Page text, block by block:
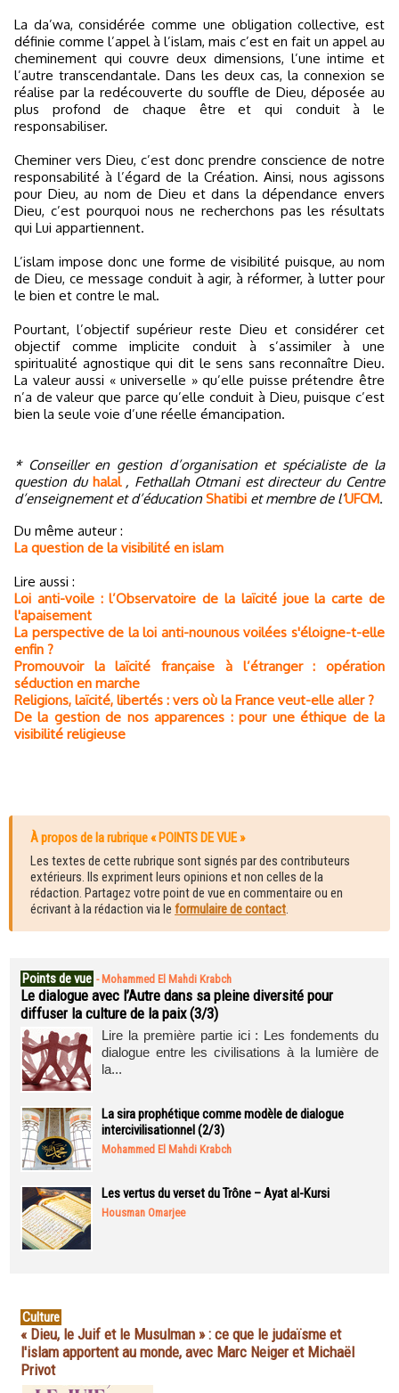
La da’wa, considérée comme une obligation collective, est
définie comme l’appel à l’islam, mais c’est en fait un appel au
cheminement qui couvre deux dimensions, l’une intime et
l’autre transcendantale. Dans les deux cas, la connexion se
réalise par la redécouverte du souffle de Dieu, déposée au
plus profond de chaque être et qui conduit à le
responsabiliser.
Cheminer vers Dieu, c’est donc prendre conscience de notre
responsabilité à l’égard de la Création. Ainsi, nous agissons
pour Dieu, au nom de Dieu et dans la dépendance envers
Dieu, c’est pourquoi nous ne recherchons pas les résultats
qui Lui appartiennent.
L’islam impose donc une forme de visibilité puisque, au nom
de Dieu, ce message conduit à agir, à réformer, à lutter pour
le bien et contre le mal.
Pourtant, l’objectif supérieur reste Dieu et considérer cet
objectif comme implicite conduit à s’assimiler à une
spiritualité agnostique qui dit le sens sans reconnaître Dieu.
La valeur aussi « universelle » qu’elle puisse prétendre être
n’a de valeur que parce qu’elle conduit à Dieu, puisque c’est
bien la seule voie d’une réelle émancipation.
* Conseiller en gestion d’organisation et spécialiste de la
question du halal , Fethallah Otmani est directeur du Centre
d’enseignement et d’éducation Shatibi et membre de l’UFCM.
Du même auteur :
La question de la visibilité en islam
Lire aussi :
Loi anti-voile : l’Observatoire de la laïcité joue la carte de
l'apaisement
La perspective de la loi anti-nounous voilées s'éloigne-t-elle
enfin ?
Promouvoir la laïcité française à l’étranger : opération
séduction en marche
Religions, laïcité, libertés : vers où la France veut-elle aller ?
De la gestion de nos apparences : pour une éthique de la
visibilité religieuse
À propos de la rubrique « POINTS DE VUE »
Les textes de cette rubrique sont signés par des contributeurs
extérieurs. Ils expriment leurs opinions et non celles de la
rédaction. Partagez votre point de vue en commentaire ou en
écrivant à la rédaction via le formulaire de contact.
Points de vue - Mohammed El Mahdi Krabch
Le dialogue avec l’Autre dans sa pleine diversité pour
diffuser la culture de la paix (3/3)
Lire la première partie ici : Les fondements du
dialogue entre les civilisations à la lumière de
la...
La sira prophétique comme modèle de dialogue
intercivilisationnel (2/3)
Mohammed El Mahdi Krabch
Les vertus du verset du Trône – Ayat al-Kursi
Housman Omarjee
Culture
« Dieu, le Juif et le Musulman » : ce que le judaïsme et
l'islam apportent au monde, avec Marc Neiger et Michaël
Privot